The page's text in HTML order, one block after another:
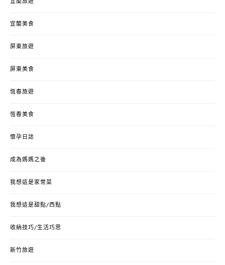
宜蘭旅遊
宜蘭美食
屏東旅遊
屏東美食
恆春旅遊
恆春美食
懷孕日誌
成為媽媽之後
我想這是家常菜
我想這是甜點/西點
收納技巧/生活巧思
新竹旅遊